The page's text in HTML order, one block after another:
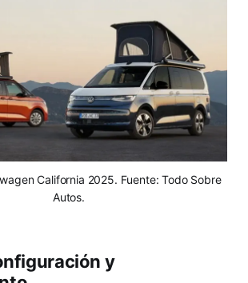
California 2025. Fuente: Todo Sobre
Autos.
y